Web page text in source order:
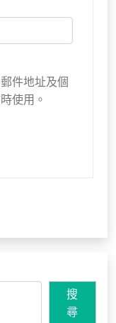
件地址及個
使用。
搜
尋